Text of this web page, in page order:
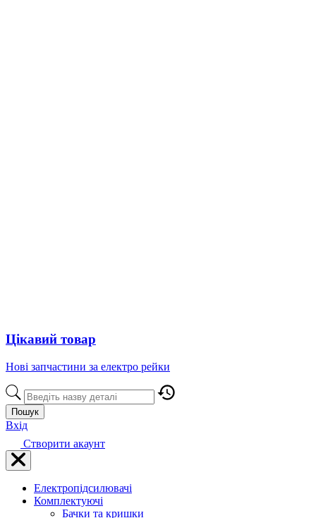
Цікавий товар
Нові запчастини за електро рейки
Пошук
Вхід
Створити акаунт
Електропідсилювачі
Комплектуючі
Бачки та кришки